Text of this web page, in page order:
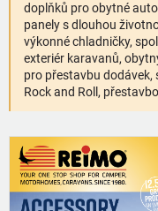
doplňků pro obytné
panely s dlouhou
výkonné chladničky,
exteriér karavanů,
pro přestavbu dodávek,
Rock and Roll,